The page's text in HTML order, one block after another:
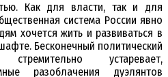
Как для власти, так и для
система России явно
хочется жить и развиваться в
Бесконечный политический
устаревает,
разоблачения дуэлянтов